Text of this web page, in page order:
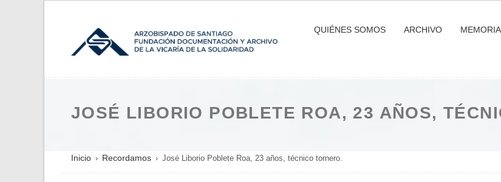
QUIÉNES SOMOS ARCHIVO MEMORIA
JOSÉ LIBORIO POBLETE ROA, 23 AÑOS,
SOBRESCRIBIR
ENLACES
Inicio Recordamos José Liborio Poblete Roa, 23 años, técnico tornero.